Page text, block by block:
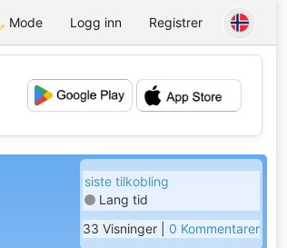
Mode Logg inn Registrer
💕
siste tilkobling
Lang tid
33 Visninger | 0 Kommentarer